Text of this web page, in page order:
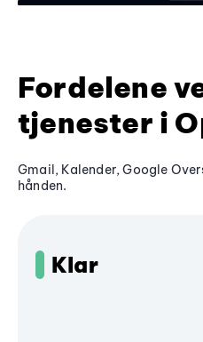
Fordelene
tjenester i
Gmail, Kalender, Google
hånden.
Klar